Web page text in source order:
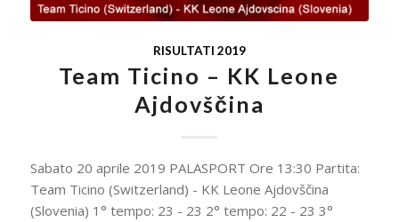
RISULTATI 2019
Team Ticino – KK Leone
Ajdovščina
Sabato 20 aprile 2019 PALASPORT Ore 13:30 Partita:
Team Ticino (Switzerland) - KK Leone Ajdovščina
(Slovenia) 1° tempo: 23 - 23 2° tempo: 22 - 23 3°